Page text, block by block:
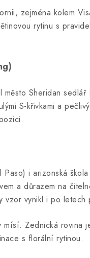
zejména kolem
rytinu s
Sheridan
S-křivkami a
Paso) i arizonská
a důrazem na
vzor vynikl i po letech
mísí. Zednická rovina
s florální rytinou.